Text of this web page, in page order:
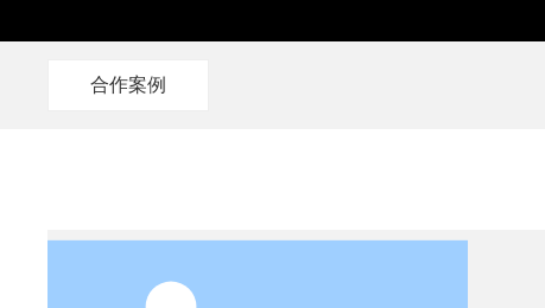
合作案例